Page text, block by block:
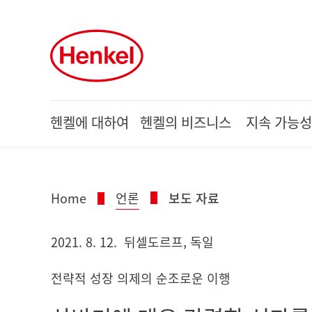
헨켈에 대하여 헨켈의 비즈니스 지속 가능성
Home 언론 보도 자료
2021. 8. 12. 뒤셀도르프, 독일
전략적 성장 의제의 순조로운 이행